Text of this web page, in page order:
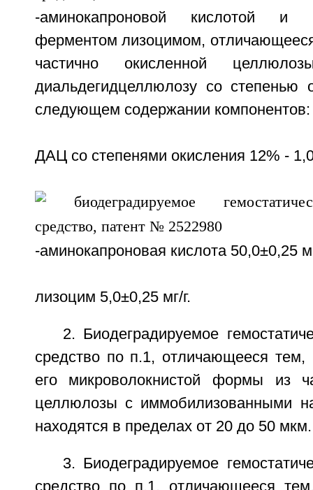
-аминокапроновой кислотой и
ферментом лизоцимом,
частично окисленной
диальдегидцеллюлозу со степенью
следующем содержании компонентов:
ДАЦ со степенями окисления 12% -
-аминокапроновая кислота 50,0±0,25
лизоцим 5,0±0,25 мг/г.
2. Биодеградируемое
средство по п.1, отличающееся тем,
его микроволокнистой формы из
целлюлозы с иммобилизованными
находятся в пределах от 20 до 50 мкм.
3. Биодеградируемое
средство по п.1, отличающееся